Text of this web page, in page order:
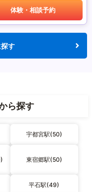
体験・相談予約
す
ら探す
宇都宮駅(50)
東宿郷駅(50)
平石駅(49)